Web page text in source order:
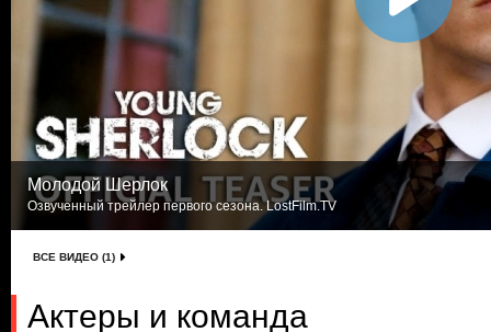
Молодой Шерлок
Озвученный трейлер первого сезона. LostFilm.TV
ВСЕ ВИДЕО (1)
Актеры и команда